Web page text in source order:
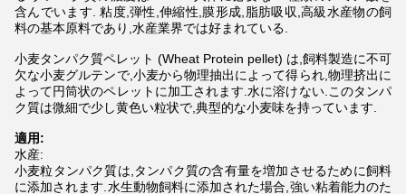
含んでいます. 粘度,弾性,伸縮性,膜形成,脂肪吸収,高級水産物の飼
料の基本原料であり,水産業界では好まれている.
小麦タンパク質ペレット (Wheat Protein pellet) は,飼料製造に不可
欠な小麦グルテンで,小麦から物理抽出によって得られ,物理挤出に
よって円筒状のペレットに加工されます.水に溶けない.このタンパ
ク質は微細で少し黄色い粒状で,典型的な小麦味を持っています.
適用:
水産:
小麦粒タンパク質は,タンパク質の含有量を増加させるために飼料
に添加されます.水生動物飼料に添加された場合,強い粘着能力のた